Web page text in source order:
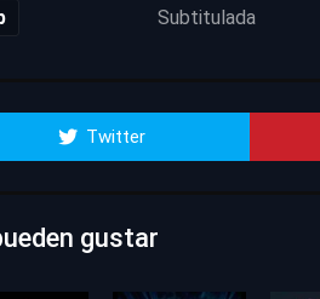
Subtitulada
Twitter
gustar